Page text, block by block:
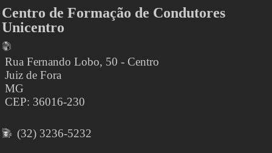
Centro de Formação de Condutores
Unicentro
Rua Fernando Lobo, 50 - Centro
Juiz de Fora
MG
CEP: 36016-230
(32) 3236-5232